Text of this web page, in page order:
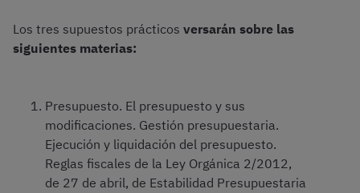
Los tres supuestos prácticos versarán sobre las
siguientes materias:
Presupuesto. El presupuesto y sus
modificaciones. Gestión presupuestaria.
Ejecución y liquidación del presupuesto.
Reglas fiscales de la Ley Orgánica 2/2012,
de 27 de abril, de Estabilidad Presupuestaria